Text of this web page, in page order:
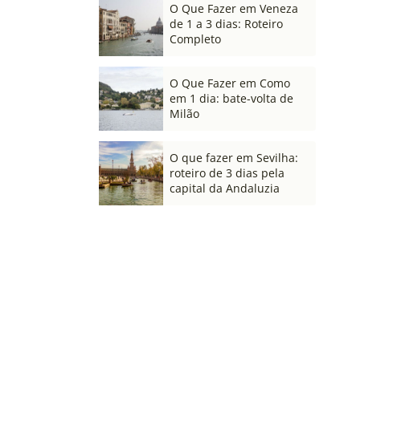
O Que Fazer em Veneza
de 1 a 3 dias: Roteiro
Completo
O Que Fazer em Como
em 1 dia: bate-volta de
Milão
O que fazer em Sevilha:
roteiro de 3 dias pela
capital da Andaluzia